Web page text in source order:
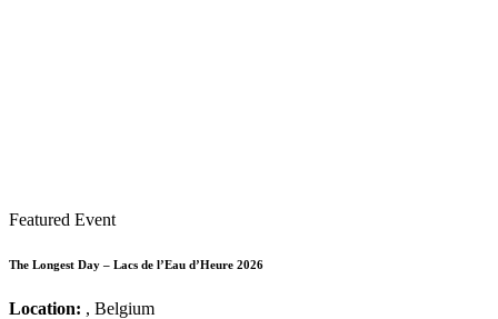
Featured Event
The Longest Day – Lacs de l’Eau d’Heure 2026
Location: , Belgium